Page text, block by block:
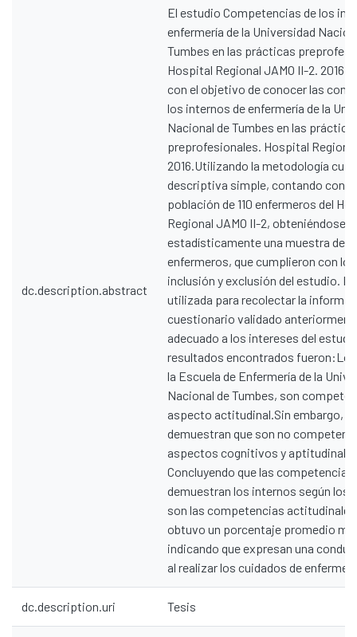
dc.description.abstract
El estudio Competencias de los
enfermería de la Universidad
Tumbes en las prácticas
Hospital Regional JAMO II-2. 2016,
con el objetivo de conocer las
los internos de enfermería de la
Nacional de Tumbes en las
preprofesionales. Hospital
2016.Utilizando la metodología
descriptiva simple, contando con
población de 110 enfermeros del
Regional JAMO II-2, obteniéndose
estadísticamente una muestra de
enfermeros, que cumplieron con
inclusión y exclusión del estudio.
utilizada para recolectar la
cuestionario validado
adecuado a los intereses del
resultados encontrados
la Escuela de Enfermería de la
Nacional de Tumbes, son
aspecto actitudinal.Sin embargo,
demuestran que son no
aspectos cognitivos y
Concluyendo que las competencias
demuestran los internos según los
son las competencias
obtuvo un porcentaje promedio
indicando que expresan una
al realizar los cuidados de
dc.description.uri Tesis